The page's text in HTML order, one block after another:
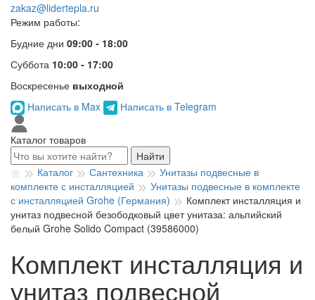
zakaz@lidertepla.ru
Режим работы:
Будние дни 09:00 - 18:00
Суббота 10:00 - 17:00
Воскресенье выходной
Написать в Max
Написать в Telegram
Каталог товаров
Найти
Каталог
Сантехника
Унитазы подвесные в
комплекте с инсталляцией
Унитазы подвесные в комплекте
с инсталляцией Grohe (Германия)
Комплект инсталляция и
унитаз подвесной безободковый цвет унитаза: альпийский
белый Grohe Solido Compact (39586000)
Комплект инсталляция и
унитаз подвесной